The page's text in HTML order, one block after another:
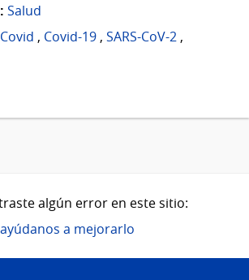
Salud
Covid , Covid-19 , SARS-CoV-2 ,
algún error en este sitio:
ayúdanos a mejorarlo